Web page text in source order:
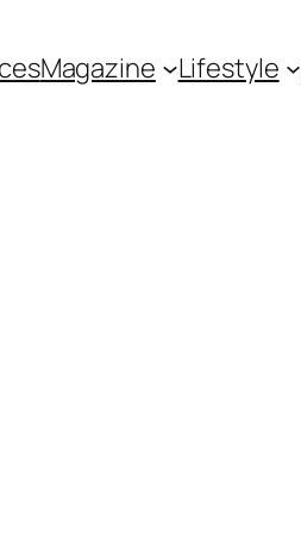
Magazine Lifestyle